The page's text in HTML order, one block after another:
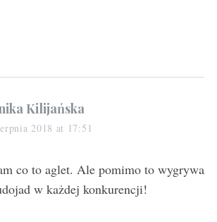
Kilijańska
2018 at 17:51
co to aglet. Ale pomimo to wygrywa
w każdej konkurencji!